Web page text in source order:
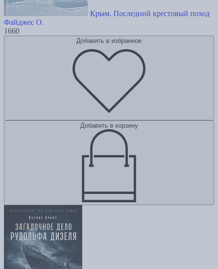
Крым. Последний крестовый поход
Файджес О.
1660
Добавить в избранное
Добавить в корзину